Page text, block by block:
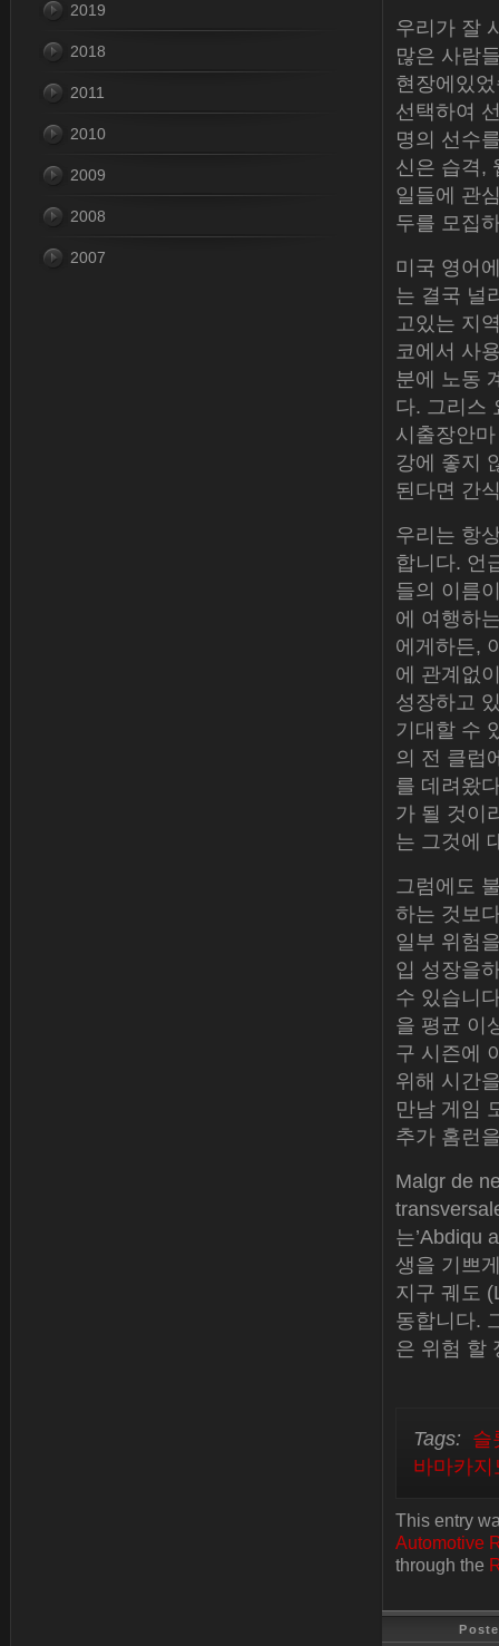
우리가 잘
많은 사람
현장에있
선택하여
명의 선수
신은 습격,
일들에 관
두를 모집
미국 영어
는 결국 널
고있는 지
코에서 사
분에 노동
다. 그리스
시출장안
강에 좋지
된다면 간
우리는 항
합니다. 언
들의 이름
에 여행하
에게하든,
에 관계없
성장하고
기대할 수
의 전 클럽
를 데려왔
가 될 것이
는 그것에
그럼에도
하는 것보
일부 위험
입 성장을
수 있습니
을 평균 이
구 시즌에
위해 시간
만남 게임
추가 홈런
Malgr de
는’Abdiqu
생을 기쁘
지구 궤도
동합니다.
은 위험 할
Tags: 슬
바마카지
This entry
Automotive
through the
2019
2018
2011
2010
2009
2008
2007